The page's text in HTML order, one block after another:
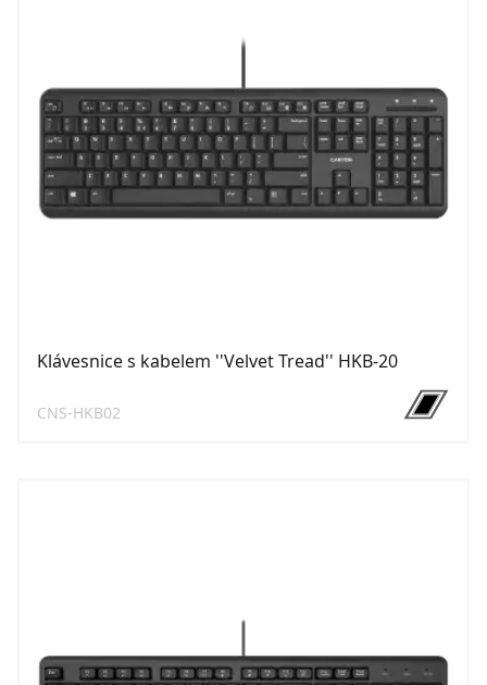
Klávesnice s kabelem ''Velvet Tread'' HKB-20
CNS-HKB02